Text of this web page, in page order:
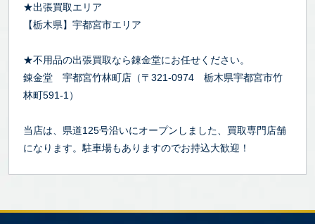
★出張買取エリア
【栃木県】宇都宮市エリア
★不用品の出張買取なら錬金堂にお任せください。
錬金堂 宇都宮竹林町店（〒321-0974 栃木県宇都宮市竹
林町591-1）
当店は、県道125号沿いにオープンしました、買取専門店舗
になります。駐車場もありますのでお持込大歓迎！